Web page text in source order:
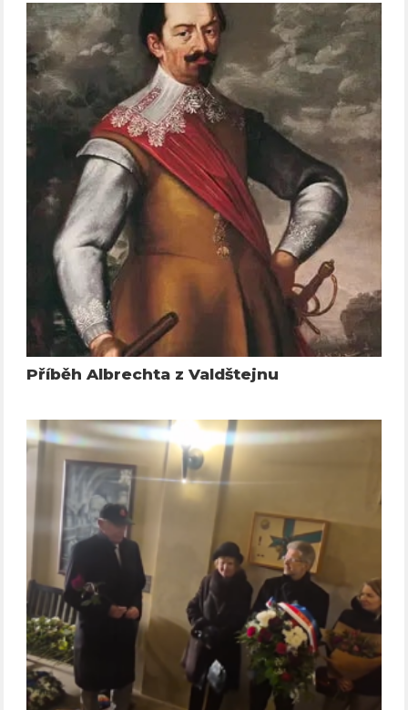
Příběh Albrechta z Valdštejnu